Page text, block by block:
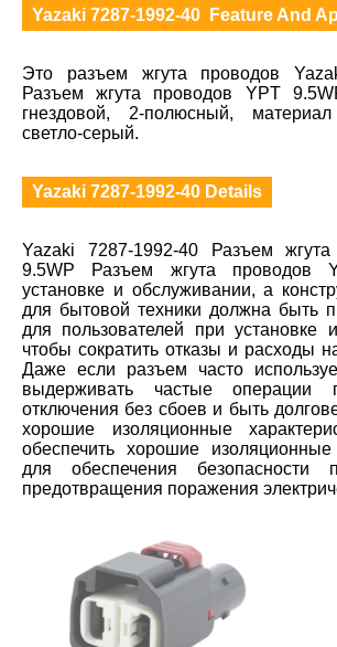
Yazaki 7287-1992-40 Feature And
Это разъем жгута проводов
Разъем жгута проводов YPT
гнездовой, 2-полюсный,
светло-серый.
Yazaki 7287-1992-40 Details
Yazaki 7287-1992-40 Разъем
9.5WP Разъем жгута проводов
установке и обслуживании, а
для бытовой техники должна быть
для пользователей при установке
чтобы сократить отказы и расходы
Даже если разъем часто
выдерживать частые операции
отключения без сбоев и быть
хорошие изоляционные
обеспечить хорошие изоляционные
для обеспечения безопасности
предотвращения поражения